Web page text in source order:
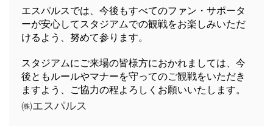
エスパルスでは、今後もすべてのファン・サポータ
ーが安心してスタジアムでの観戦をお楽しみいただ
けるよう、努めて参ります。
スタジアムにご来場の皆様方におかれましては、今
後ともルールやマナーを守ってのご観戦をいただき
ますよう、ご協力の程よろしくお願いいたします。
㈱エスパルス